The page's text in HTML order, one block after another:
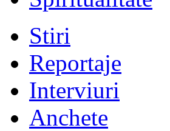
Stiri
Reportaje
Interviuri
Anchete